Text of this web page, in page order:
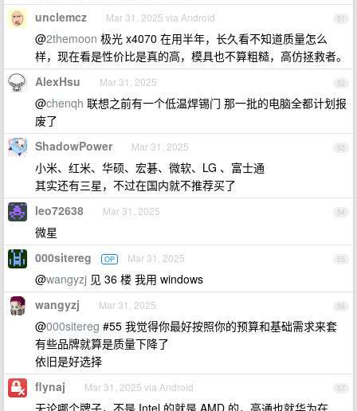
51
unclemcz Mar 31, 2025 via Android
@2themoon 极光 x4070 在用半年，长久看不知道质量怎么
样，现在看是性价比是真的高，模具也不算粗糙，高仿拯救者。
52
AlexHsu Mar 31, 2025
@chenqh 联想之前有一个低温焊锡门 那一批的电脑全都计划报
废了
53
ShadowPower Mar 31, 2025
小米、红米、华硕、宏碁、微软、LG 、富士通
其实还有三星，不过在国内就不推荐买了
54
leo72638 Mar 31, 2025
微星
55
000sitereg OP Mar 31, 2025
@wangyzj 见 36 楼 我用 windows
56
wangyzj Mar 31, 2025
@000sitereg #55 我觉得你最好按照你的预算和基础需求来套
有些品牌就算是质量下降了
依旧是好选择
57
flynaj Mar 31, 2025 via Android
无论哪个牌子，不是 Intel 的就是 AMD 的，高通也就华为在